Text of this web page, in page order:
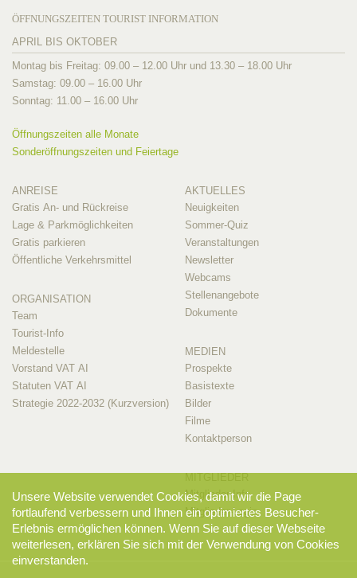
ÖFFNUNGSZEITEN TOURIST INFORMATION
APRIL BIS OKTOBER
Montag bis Freitag: 09.00 – 12.00 Uhr und 13.30 – 18.00 Uhr
Samstag: 09.00 – 16.00 Uhr
Sonntag: 11.00 – 16.00 Uhr
Öffnungszeiten alle Monate
Sonderöffnungszeiten und Feiertage
ANREISE
Gratis An- und Rückreise
Lage & Parkmöglichkeiten
Gratis parkieren
Öffentliche Verkehrsmittel
ORGANISATION
Team
Tourist-Info
Meldestelle
Vorstand VAT AI
Statuten VAT AI
Strategie 2022-2032 (Kurzversion)
AKTUELLES
Neuigkeiten
Sommer-Quiz
Veranstaltungen
Newsletter
Webcams
Stellenangebote
Dokumente
MEDIEN
Prospekte
Basistexte
Bilder
Filme
Kontaktperson
Mitglieder-Info
Mitglieder-Login
Unsere Website verwendet Cookies, damit wir die Page
fortlaufend verbessern und Ihnen ein optimiertes Besucher-
Erlebnis ermöglichen können. Wenn Sie auf dieser Webseite
weiterlesen, erklären Sie sich mit der Verwendung von Cookies
einverstanden.